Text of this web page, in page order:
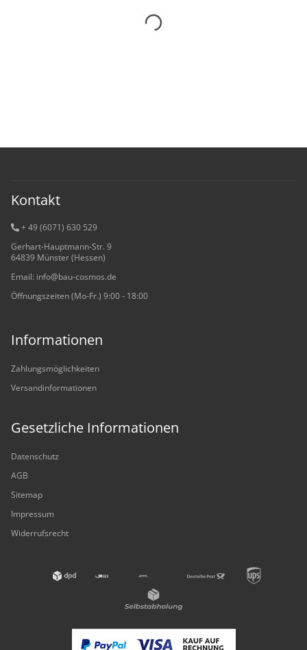
Kontakt
+ 49 (6071) 630 529
Gerhart-Hauptmann-Str. 9
64839 Münster (Hessen)
Email: info@bau-cosmos.de
Öffnungszeiten (Mo-Fr.) 9:00 - 18:00
Informationen
Zahlungsmöglichkeiten
Versandinformationen
Gesetzliche Informationen
Datenschutz
AGB
Sitemap
Impressum
Widerrufsrecht